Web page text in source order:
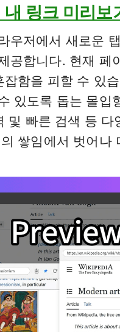
링크 미리보
우저에서 새로운
공합니다. 현재
함을 피할 수 있
있도록 돕는 몰
및 빠른 검색 등
쌓임에서 벗어